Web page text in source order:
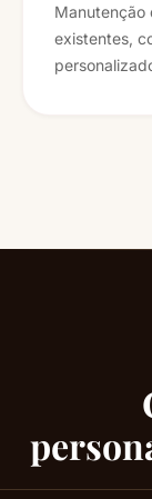
Manutenção
existentes,